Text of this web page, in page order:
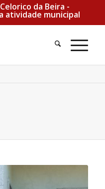
da Beira -
atividade municipal